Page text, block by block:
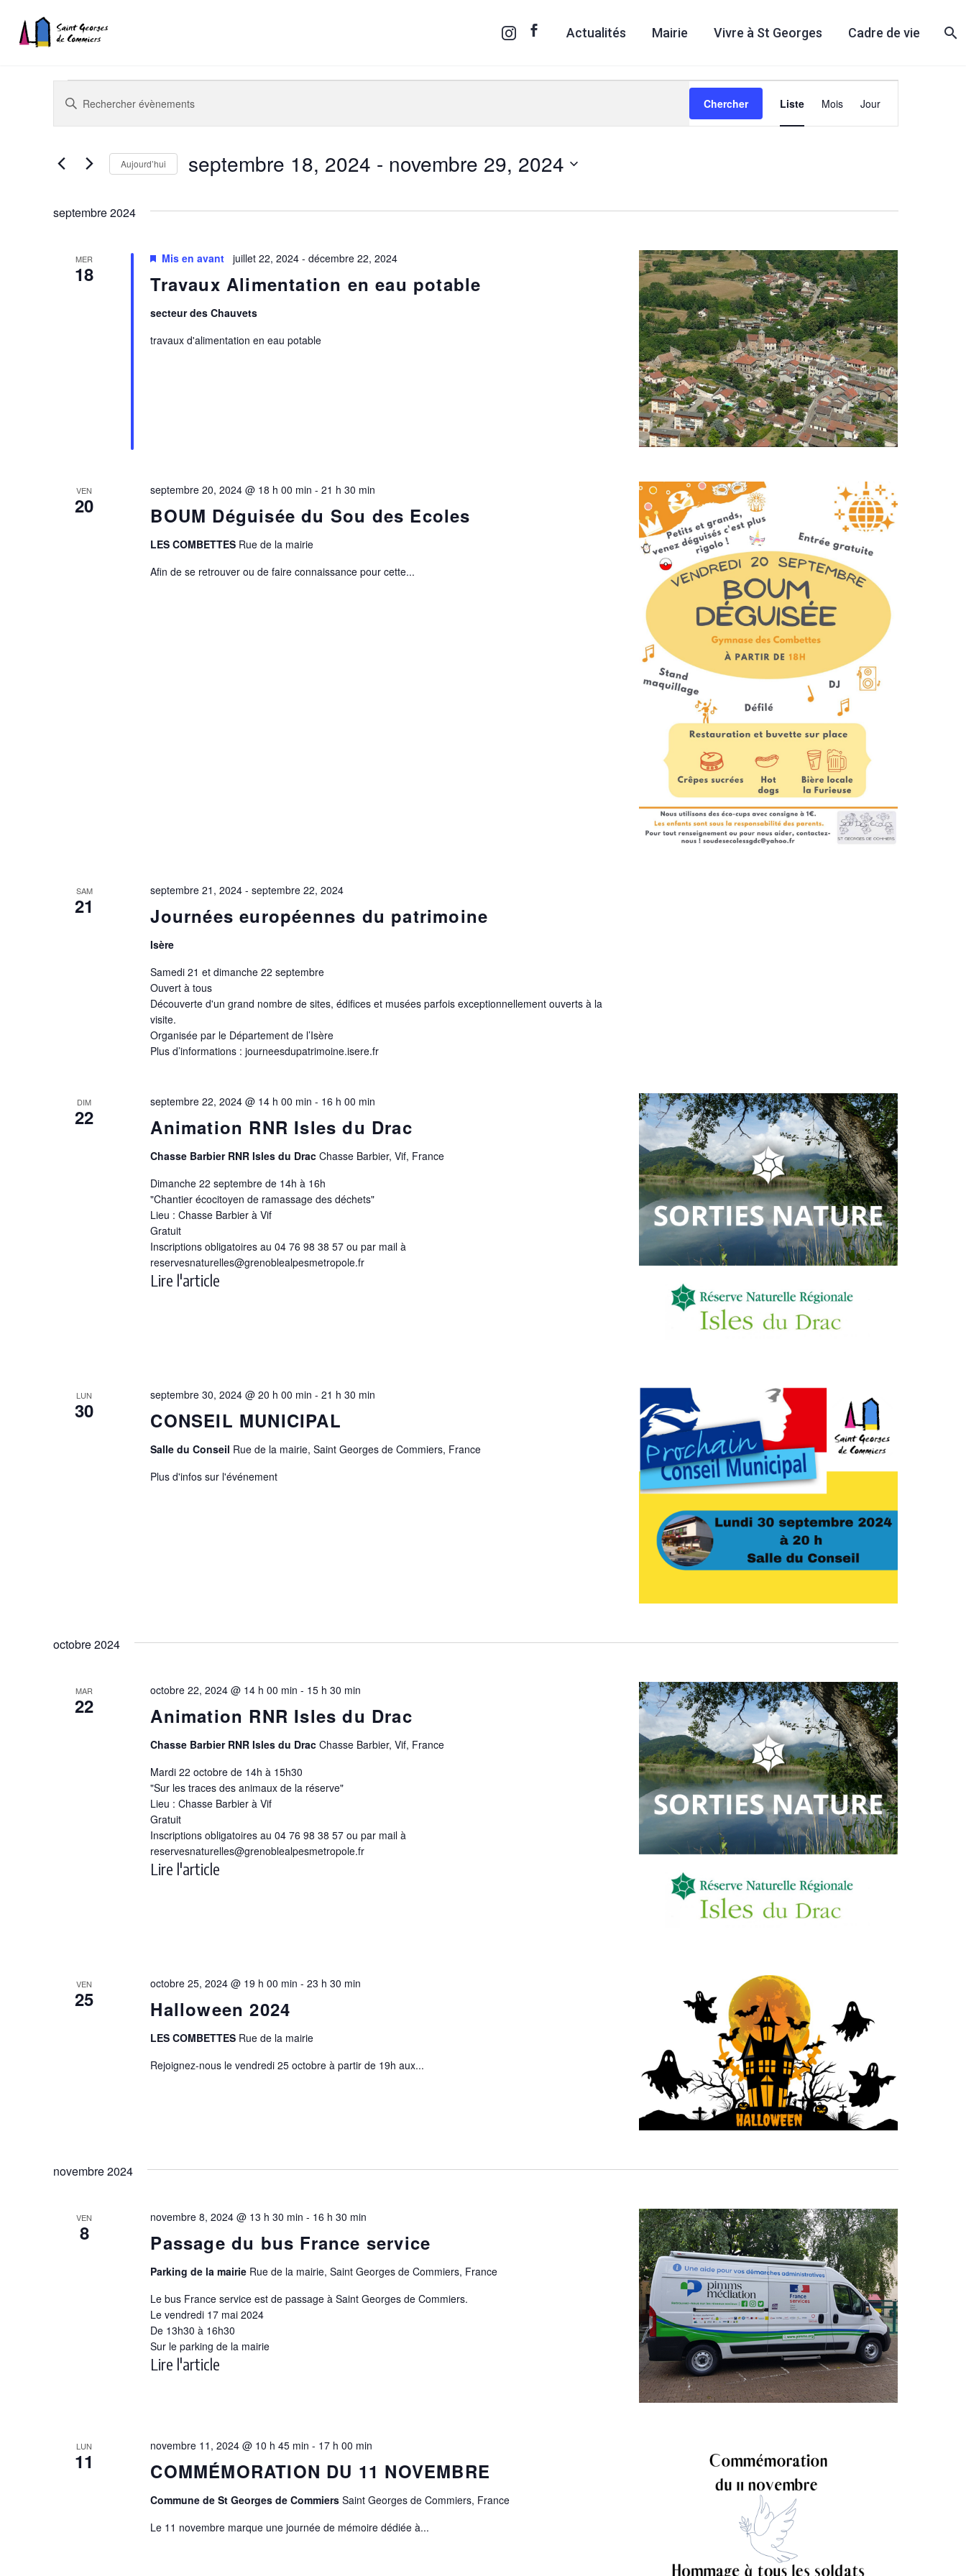
Actualités Mairie Vivre à St Georges Cadre de vie
Recherche
et
navigation
vues
Saisir
Rechercher
Évènements
mot-
clé.
Chercher
de
vues
Liste Mois Jour
Aujourd’hui septembre 18, 2024 - novembre 29, 2024
septembre 2024
MER
18 Travaux Alimentation en eau potable
Mis en avant juillet 22, 2024 -décembre 22, 2024
secteur des Chauvets
travaux d'alimentation en eau potable
VEN
20 BOUM Déguisée du Sou des Ecoles
septembre 20, 2024 @ 18 h 00 min -21 h 30 min
LES COMBETTES Rue de la mairie
Afin de se retrouver ou de faire connaissance pour cette...
SAM
21 Journées européennes du patrimoine
septembre 21, 2024 -septembre 22, 2024
Isère
Samedi 21 et dimanche 22 septembre
Ouvert à tous
Découverte d'un grand nombre de sites, édifices et musées parfois exceptionnellement ouverts à la
visite.
Organisée par le Département de l’Isère
Plus d’informations : journeesdupatrimoine.isere.fr
DIM
22 Animation RNR Isles du Drac
septembre 22, 2024 @ 14 h 00 min - 16 h 00 min
Chasse Barbier RNR Isles du DracChasse Barbier, Vif, France
Dimanche 22 septembre de 14h à 16h
"Chantier écocitoyen de ramassage des déchets"
Lieu : Chasse Barbier à Vif
Gratuit
Inscriptions obligatoires au 04 76 98 38 57 ou par mail à
reservesnaturelles@grenoblealpesmetropole.fr
Lire l'article
LUN
30 CONSEIL MUNICIPAL
septembre 30, 2024 @ 20 h 00 min -21 h 30 min
Salle du Conseil Rue de la mairie, Saint Georges de Commiers, France
Plus d'infos sur l'événement
octobre 2024
MAR
22 Animation RNR Isles du Drac
octobre 22, 2024 @ 14 h 00 min - 15 h 30 min
Chasse Barbier RNR Isles du DracChasse Barbier, Vif, France
Mardi 22 octobre de 14h à 15h30
"Sur les traces des animaux de la réserve"
Lieu : Chasse Barbier à Vif
Gratuit
Inscriptions obligatoires au 04 76 98 38 57 ou par mail à
reservesnaturelles@grenoblealpesmetropole.fr
Lire l'article
VEN
25 Halloween 2024
octobre 25, 2024 @ 19 h 00 min -23 h 30 min
LES COMBETTES Rue de la mairie
Rejoignez-nous le vendredi 25 octobre à partir de 19h aux...
novembre 2024
VEN
8 Passage du bus France service
novembre 8, 2024 @ 13 h 30 min - 16 h 30 min
Parking de la mairie Rue de la mairie, Saint Georges de Commiers, France
Le bus France service est de passage à Saint Georges de Commiers.
Le vendredi 17 mai 2024
De 13h30 à 16h30
Sur le parking de la mairie
Lire l'article
LUN
11 COMMÉMORATION DU 11 NOVEMBRE
novembre 11, 2024 @ 10 h 45 min - 17 h 00 min
Commune de St Georges de CommiersSaint Georges de Commiers, France
Le 11 novembre marque une journée de mémoire dédiée à...